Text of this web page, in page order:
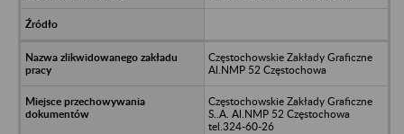
Częstochowskie Zakłady Graficzne
Al.NMP 52 Częstochowa
Częstochowskie Zakłady Graficzne
S..A. Al.NMP 52 Częstochowa
tel.324-60-26